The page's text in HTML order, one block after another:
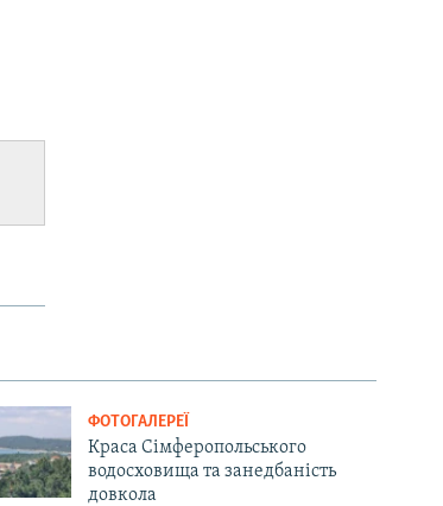
ФОТОГАЛЕРЕЇ
Краса Сімферопольського
водосховища та занедбаність
довкола